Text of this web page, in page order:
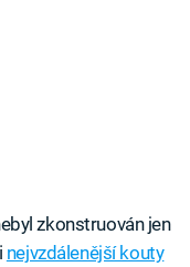
zkonstruován jen
nejvzdálenější kouty